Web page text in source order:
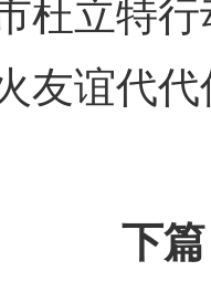
杜立特
友谊代
下